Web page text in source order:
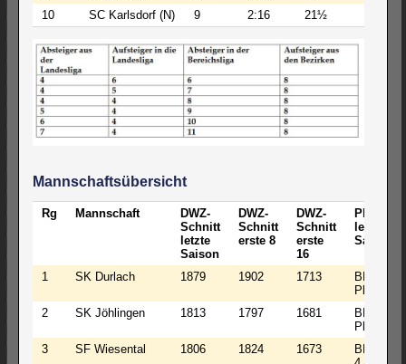
10
SC Karlsdorf (N) 9 2:16 21½
Mannschaftsübersicht
Rg Mannschaft
DWZ-
Schnitt
letzte
Saison
DWZ-
Schnitt
erste 8
DWZ-
Schnitt
erste
16
Platz
letzte
Saison
1 SK Durlach 1879 1902 1713
BL-4 2.
Platz
2
SK Jöhlingen 1813 1797 1681
BL-4 4.
Platz
3
SF Wiesental 1806 1824 1673
BL-3